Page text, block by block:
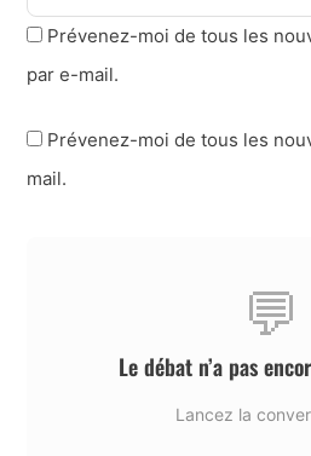
Prévenez-moi de tous les
par e-mail.
Prévenez-moi de tous les
mail.
💬
Le débat n’a pas
Lancez la